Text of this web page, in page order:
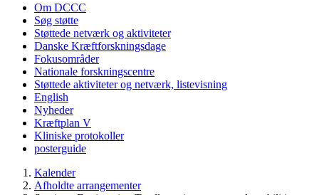
Om DCCC
Søg støtte
Støttede netværk og aktiviteter
Danske Kræftforskningsdage
Fokusområder
Nationale forskningscentre
Støttede aktiviteter og netværk, listevisning
English
Nyheder
Kræftplan V
Kliniske protokoller
posterguide
Kalender
Afholdte arrangementer